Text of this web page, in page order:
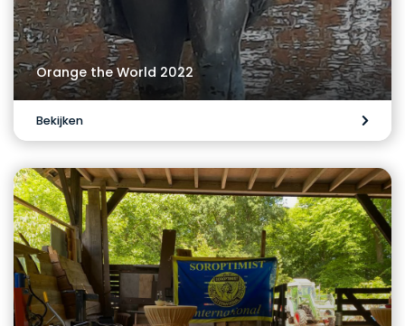
Orange the World 2022
Bekijken